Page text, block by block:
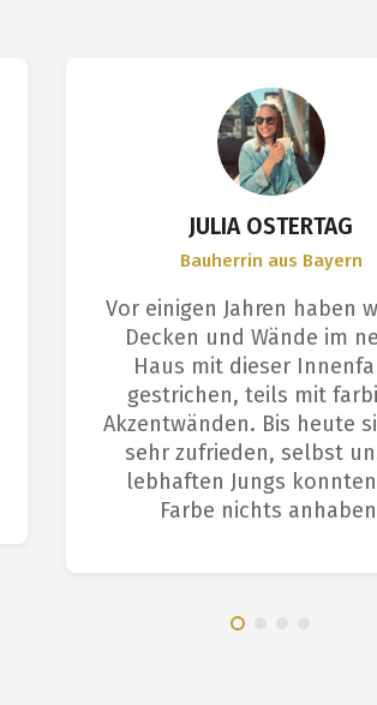
JULIA OSTERTAG
Bauherrin aus Bayern
Vor einigen Jahren haben
Decken und Wände im
Haus mit dieser
gestrichen, teils mit
Akzentwänden. Bis heute
sehr zufrieden, selbst
lebhaften Jungs
Farbe nichts